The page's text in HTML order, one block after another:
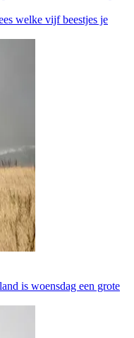
welke vijf beestjes je
is woensdag een grote